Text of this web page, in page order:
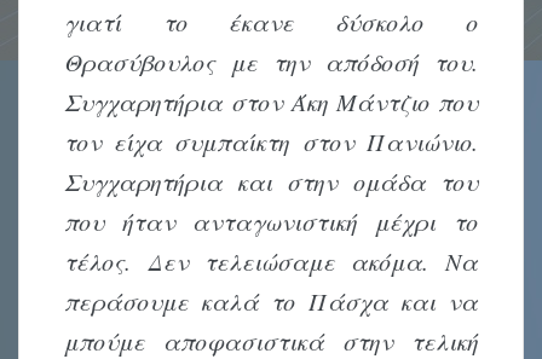
γιατί το έκανε δύσκολο ο
Θρασύβουλος με την απόδοσή του.
Συγχαρητήρια στον Άκη Μάντζιο που
τον είχα συμπαίκτη στον Πανιώνιο.
Συγχαρητήρια και στην ομάδα του
που ήταν ανταγωνιστική μέχρι το
τέλος. Δεν τελειώσαμε ακόμα. Να
περάσουμε καλά το Πάσχα και να
μπούμε αποφασιστικά στην τελική